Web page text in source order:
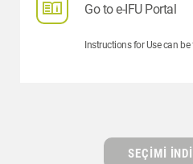
Go to e-IFU Portal
Instructions for Use can
SEÇIMI